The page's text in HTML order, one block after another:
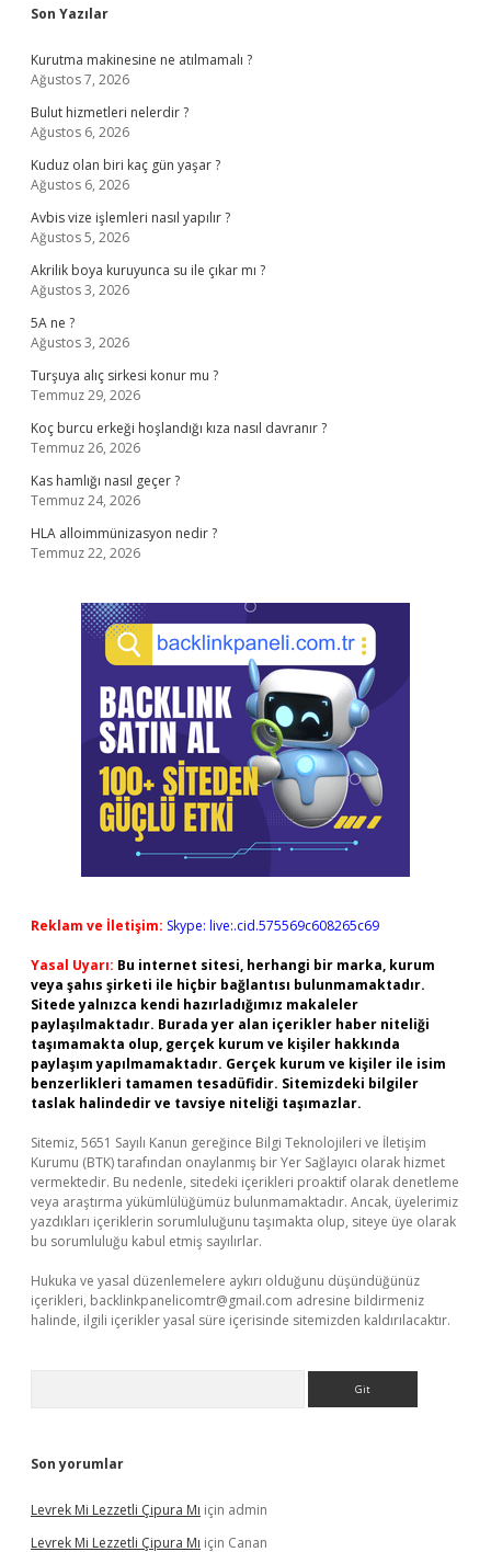
Sidebar
Son Yazılar
Kurutma makinesine ne atılmamalı ?
Ağustos 7, 2026
Bulut hizmetleri nelerdir ?
Ağustos 6, 2026
Kuduz olan biri kaç gün yaşar ?
Ağustos 6, 2026
Avbis vize işlemleri nasıl yapılır ?
Ağustos 5, 2026
Akrilik boya kuruyunca su ile çıkar mı ?
Ağustos 3, 2026
5A ne ?
Ağustos 3, 2026
Turşuya alıç sirkesi konur mu ?
Temmuz 29, 2026
Koç burcu erkeği hoşlandığı kıza nasıl davranır ?
Temmuz 26, 2026
Kas hamlığı nasıl geçer ?
Temmuz 24, 2026
HLA alloimmünizasyon nedir ?
Temmuz 22, 2026
Reklam ve İletişim: Skype: live:.cid.575569c608265c69
Yasal Uyarı: Bu internet sitesi, herhangi bir marka, kurum
veya şahıs şirketi ile hiçbir bağlantısı bulunmamaktadır.
Sitede yalnızca kendi hazırladığımız makaleler
paylaşılmaktadır. Burada yer alan içerikler haber niteliği
taşımamakta olup, gerçek kurum ve kişiler hakkında
paylaşım yapılmamaktadır. Gerçek kurum ve kişiler ile isim
benzerlikleri tamamen tesadüfidir. Sitemizdeki bilgiler
taslak halindedir ve tavsiye niteliği taşımazlar.
Sitemiz, 5651 Sayılı Kanun gereğince Bilgi Teknolojileri ve İletişim
Kurumu (BTK) tarafından onaylanmış bir Yer Sağlayıcı olarak hizmet
vermektedir. Bu nedenle, sitedeki içerikleri proaktif olarak denetleme
veya araştırma yükümlülüğümüz bulunmamaktadır. Ancak, üyelerimiz
yazdıkları içeriklerin sorumluluğunu taşımakta olup, siteye üye olarak
bu sorumluluğu kabul etmiş sayılırlar.
Hukuka ve yasal düzenlemelere aykırı olduğunu düşündüğünüz
içerikleri, backlinkpanelicomtr@gmail.com adresine bildirmeniz
halinde, ilgili içerikler yasal süre içerisinde sitemizden kaldırılacaktır.
Son yorumlar
Levrek Mi Lezzetli Çipura Mı için admin
Levrek Mi Lezzetli Çipura Mı için Canan